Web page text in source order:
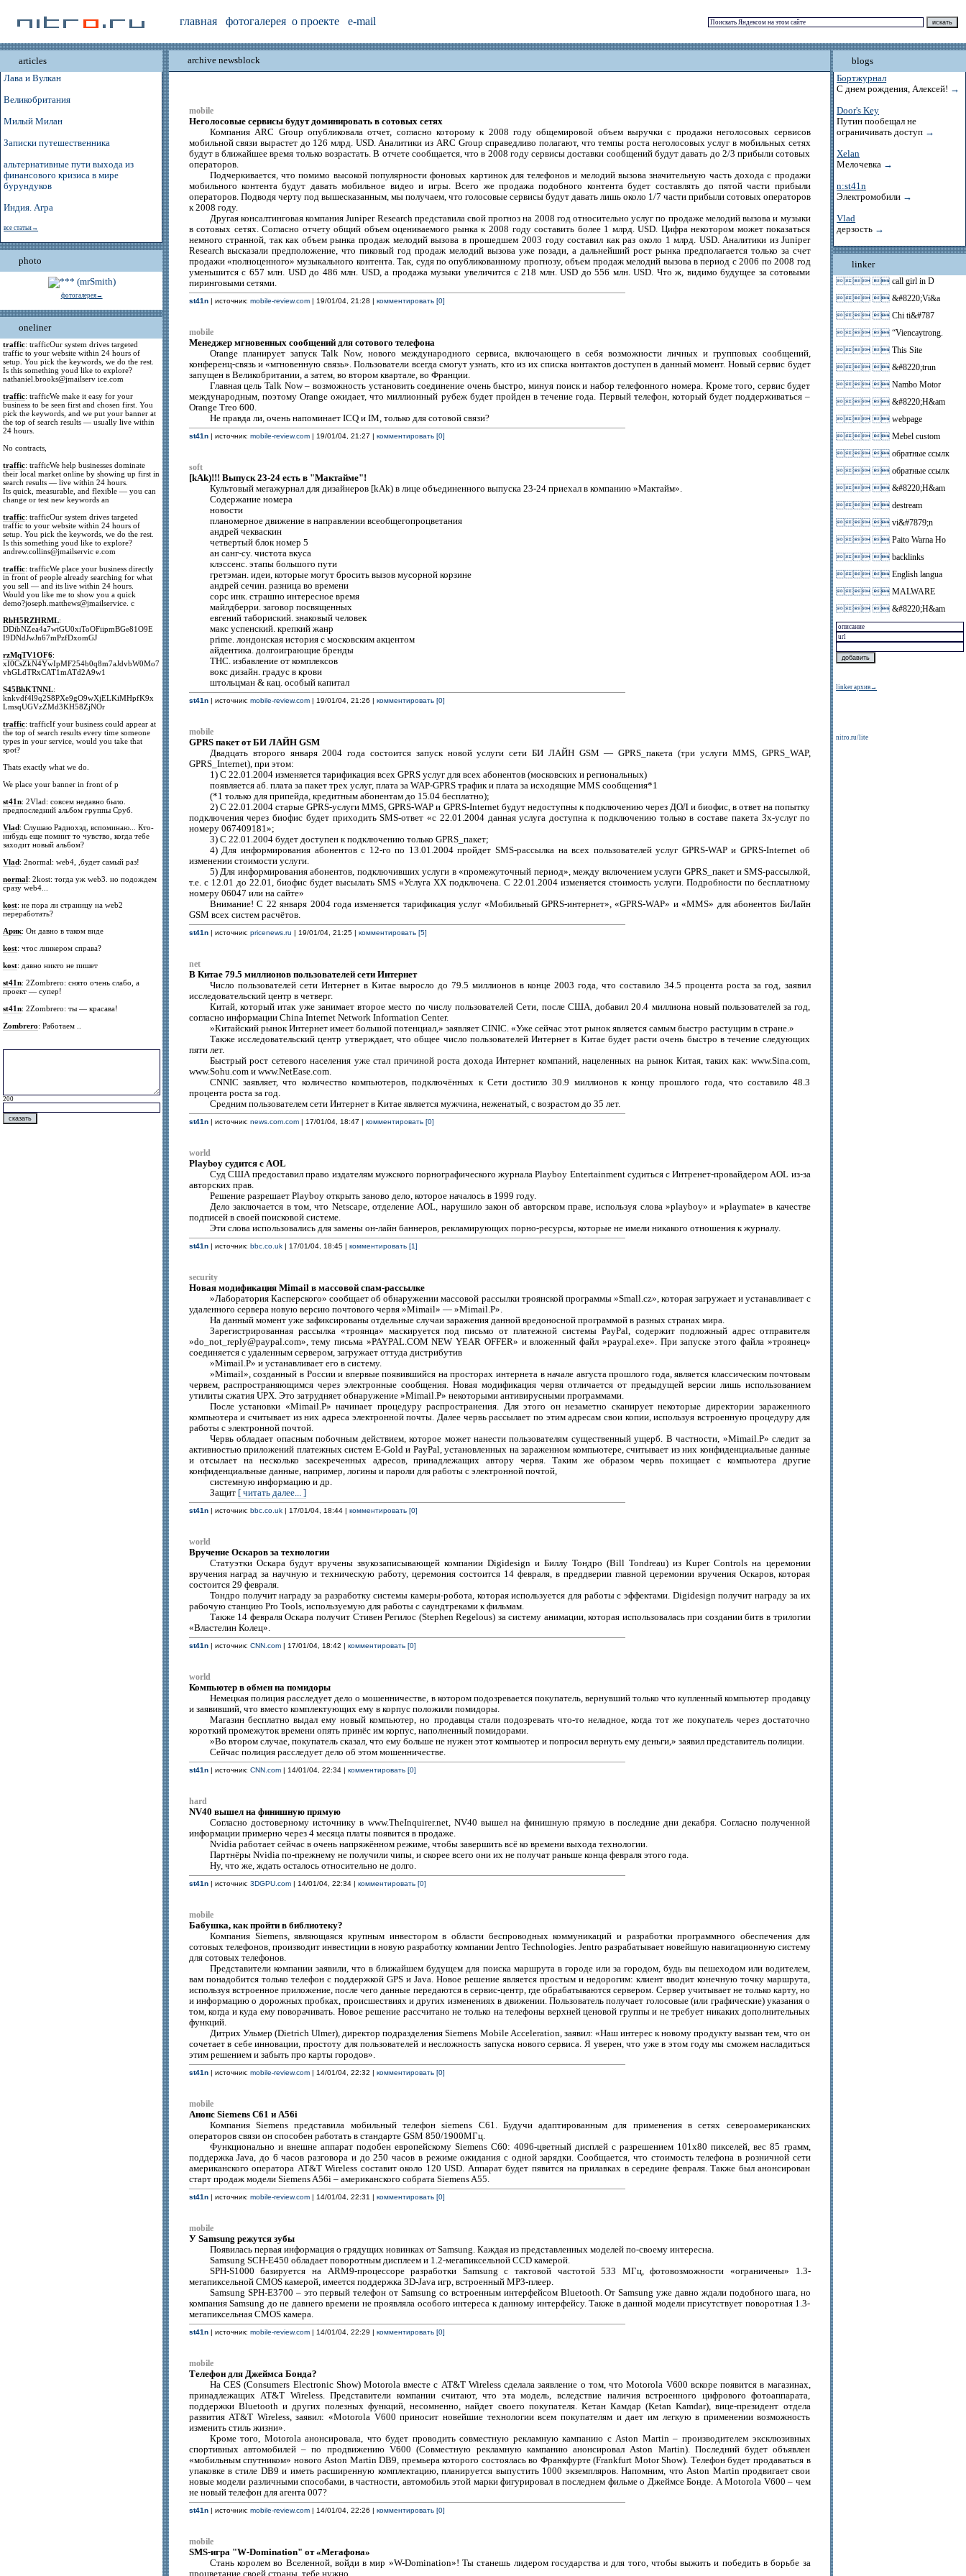
главная фотогалерея о проекте e-mail
articles
Лава и Вулкан
Великобритания
Милый Милан
Записки путешественника
альтернативные пути выхода из
финансового кризиса в мире
бурундуков
Индия. Агра
все статьи→
photo
фотогалерея→
oneliner
traffic: trafficOur system drives targeted
traffic to your website within 24 hours of
setup. You pick the keywords, we do the rest.
Is this something youd like to explore?
nathaniel.brooks@jmailserv ice.com
traffic: trafficWe make it easy for your
business to be seen first and chosen first. You
pick the keywords, and we put your banner at
the top of search results — usually live within
24 hours.
No contracts,
traffic: trafficWe help businesses dominate
their local market online by showing up first in
search results — live within 24 hours.
Its quick, measurable, and flexible — you can
change or test new keywords an
traffic: trafficOur system drives targeted
traffic to your website within 24 hours of
setup. You pick the keywords, we do the rest.
Is this something youd like to explore?
andrew.collins@jmailservic e.com
traffic: trafficWe place your business directly
in front of people already searching for what
you sell — and its live within 24 hours.
Would you like me to show you a quick
demo?joseph.matthews@jmailservice. c
RbH5RZHRML:
DDibNZea4a7wtGU0xiToOFiipmBGe81O9E
I9DNdJwJn67mPzfDxomGJ
rzMqTV1OF6:
xI0CsZkN4YwIpMF254b0q8m7aJdvbW0Mo7
vhGLdTRxCAT1mATd2A9w1
S45BhKTNNL:
knkvdf4l9q2S8PXe9gO9wXjELKiMHpfK9x
LmsqUGVzZMd3KH58ZjNOr
traffic: trafficIf your business could appear at
the top of search results every time someone
types in your service, would you take that
spot?
Thats exactly what we do.
We place your banner in front of p
st41n: 2Vlad: совсем недавно было.
предпоследний альбом группы Сруб.
Vlad: Слушаю Радиохэд, вспоминаю... Кто-
нибудь еще помнит то чувство, когда тебе
заходит новый альбом?
Vlad: 2normal: web4, ,будет самый раз!
normal: 2kost: тогда уж web3. но подождем
сразу web4...
kost: не пора ли страницу на web2
переработать?
Арик: Он давно в таком виде
kost: чтос линкером справа?
kost: давно никто не пишет
st41n: 2Zombrero: снято очень слабо, а
проект — супер!
st41n: 2Zombrero: ты — красава!
Zombrero: Работаем ..
200
archive newsblock
mobile
Неголосовые сервисы будут доминировать в сотовых сетях
Компания ARC Group опубликовала отчет, согласно которому к 2008 году общемировой объем выручки с продажи неголосовых сервисов
мобильной связи вырастет до 126 млрд. USD. Аналитики из ARC Group справедливо полагают, что темпы роста неголосовых услуг в мобильных сетях
будут в ближайшее время только возрастать. В отчете сообщается, что в 2008 году сервисы доставки сообщений будут давать до 2/3 прибыли сотовых
операторов.
Подчеркивается, что помимо высокой популярности фоновых картинок для телефонов и мелодий вызова значительную часть дохода с продажи
мобильного контента будут давать мобильное видео и игры. Всего же продажа подобного контента будет составлять до пятой части прибыли
операторов. Подводя черту под вышесказанным, мы получаем, что голосовые сервисы будут давать лишь около 1/7 части прибыли сотовых операторов
к 2008 году.
Другая консалтинговая компания Juniper Research представила свой прогноз на 2008 год относительно услуг по продаже мелодий вызова и музыки
в сотовых сетях. Согласно отчету общий объем оцениваемого рынка к 2008 году составить более 1 млрд. USD. Цифра некотором может показаться
немного странной, так как объем рынка продаж мелодий вызова в прошедшем 2003 году составил как раз около 1 млрд. USD. Аналитики из Juniper
Research высказали предположение, что пиковый год продаж мелодий вызова уже позади, а дальнейший рост рынка предполагается только за счет
продажи «полноценного» музыкального контента. Так, судя по опубликованному прогнозу, объем продаж мелодий вызова в период с 2006 по 2008 год
уменьшится с 657 млн. USD до 486 млн. USD, а продажа музыки увеличится с 218 млн. USD до 556 млн. USD. Что ж, видимо будущее за сотовыми
пиринговыми сетями.
st41n| источник: mobile-review.com| 19/01/04, 21:28 | комментировать [0]
mobile
Менеджер мгновенных сообщений для сотового телефона
Orange планирует запуск Talk Now, нового международного сервиса, включающего в себя возможности личных и групповых сообщений,
конференц-связь и «мгновенную связь». Пользователи всегда смогут узнать, кто из их списка контактов доступен в данный момент. Новый сервис будет
запущен в Великобритании, а затем, во втором квартале, во Франции.
Главная цель Talk Now – возможность установить соединение очень быстро, минуя поиск и набор телефонного номера. Кроме того, сервис будет
международным, поэтому Orange ожидает, что миллионный рубеж будет пройден в течение года. Первый телефон, который будет поддерживаться –
Orange Treo 600.
Не правда ли, очень напоминает ICQ и IM, только для сотовой связи?
st41n| источник: mobile-review.com| 19/01/04, 21:27 | комментировать [0]
soft
[kAk)!!! Выпуск 23-24 есть в "Мактайме"!
Культовый мегажурнал для дизайнеров [kAk) в лице объединенного выпуска 23-24 приехал в компанию »Мактайм».
Содержание номера
новости
планомерное движение в направлении всеобщегопроцветания
андрей чекваскин
четвертый блок номер 5
ан санг-су. чистота вкуса
клэссенс. этапы большого пути
гретэман. идеи, которые могут бросить вызов мусорной корзине
андрей сечин. разница во времени
сорс инк. страшно интересное время
майлдберри. заговор посвященных
евгений табориский. знаковый человек
макс успенский. крепкий жанр
prime. лондонская история с московским акцентом
айдентика. долгоиграющие бренды
ТНС. избавление от комплексов
вокс дизайн. градус в крови
штольцман & кац. особый капитал
st41n| источник: mobile-review.com| 19/01/04, 21:26 | комментировать [0]
mobile
GPRS пакет от БИ ЛАЙН GSM
Двадцать второго января 2004 года состоится запуск новой услуги сети БИ ЛАЙН GSM — GPRS_пакета (три услуги MMS, GPRS_WAP,
GPRS_Internet), при этом:
1) С 22.01.2004 изменяется тарификация всех GPRS услуг для всех абонентов (московских и региональных)
появляется аб. плата за пакет трех услуг, плата за WAP-GPRS трафик и плата за исходящие MMS сообщения*1
(*1 только для припейда, кредитным абонентам до 15.04 бесплатно);
2) С 22.01.2004 старые GPRS-услуги MMS, GPRS-WAP и GPRS-Internet будут недоступны к подключению через ДОЛ и биофис, в ответ на попытку
подключения через биофис будет приходить SMS-ответ «с 22.01.2004 данная услуга доступна к подключению только в составе пакета 3х-услуг по
номеру 067409181»;
3) С 22.01.2004 будет доступен к подключению только GPRS_пакет;
4) Для информирования абонентов с 12-го по 13.01.2004 пройдет SMS-рассылка на всех пользователей услуг GPRS-WAP и GPRS-Internet об
изменении стоимости услуги.
5) Для информирования абонентов, подключивших услуги в «промежуточный период», между включением услуги GPRS_пакет и SMS-рассылкой,
т.е. с 12.01 до 22.01, биофис будет высылать SMS «Услуга ХХ подключена. С 22.01.2004 изменяется стоимость услуги. Подробности по бесплатному
номеру 06047 или на сайте»
Внимание! С 22 января 2004 года изменяется тарификация услуг «Мобильный GPRS-интернет», «GPRS-WAP» и «MMS» для абонентов БиЛайн
GSM всех систем расчётов.
st41n| источник: pricenews.ru | 19/01/04, 21:25 | комментировать [5]
net
В Китае 79.5 миллионов пользователей сети Интернет
Число пользователей cети Интернет в Китае выросло до 79.5 миллионов в конце 2003 года, что составило 34.5 процента роста за год, заявил
исследовательский центр в четверг.
Китай, который итак уже занимает второе место по числу пользователей Сети, после США, добавил 20.4 миллиона новый пользователей за год,
согласно информации China Internet Network Information Center.
»Китайский рынок Интернет имеет большой потенциал,» заявляет CINIC. «Уже сейчас этот рынок является самым быстро растущим в стране.»
Также исследовательский центр утверждает, что общее число пользователей Интернет в Китае будет расти очень быстро в течение следующих
пяти лет.
Быстрый рост сетевого населения уже стал причиной роста дохода Интернет компаний, нацеленных на рынок Китая, таких как: www.Sina.com,
www.Sohu.com и www.NetEase.com.
CNNIC заявляет, что количество компьютеров, подключённых к Сети достигло 30.9 миллионов к концу прошлого года, что составило 48.3
процента роста за год.
Средним пользователем сети Интернет в Китае является мужчина, неженатый, с возрастом до 35 лет.
st41n| источник: news.com.com| 17/01/04, 18:47 | комментировать [0]
world
Playboy судится с AOL
Суд США предоставил право издателям мужского порнографического журнала Playboy Entertainment судиться с Интренет-провайдером AOL из-за
авторских прав.
Решение разрешает Playboy открыть заново дело, которое началось в 1999 году.
Дело заключается в том, что Netscape, отделение AOL, нарушило закон об авторском праве, используя слова »playboy» и »playmate» в качестве
подписей в своей поисковой системе.
Эти слова использовались для замены он-лайн баннеров, рекламирующих порно-ресурсы, которые не имели никакого отношения к журналу.
st41n| источник: bbc.co.uk| 17/01/04, 18:45 | комментировать [1]
security
Новая модификация Mimail в массовой спам-рассылке
»Лаборатория Касперского» сообщает об обнаружении массовой рассылки троянской программы »Small.cz», которая загружает и устанавливает с
удаленного сервера новую версию почтового червя »Mimail» — »Mimail.P».
На данный момент уже зафиксированы отдельные случаи заражения данной вредоносной программой в разных странах мира.
Зарегистрированная рассылка «троянца» маскируется под письмо от платежной системы PayPal, содержит подложный адрес отправителя
»do_not_reply@paypal.com», тему письма »PAYPAL.COM NEW YEAR OFFER» и вложенный файл »paypal.exe». При запуске этого файла »троянец»
соединяется с удаленным сервером, загружает оттуда дистрибутив
»Mimail.P» и устанавливает его в систему.
»Mimail», созданный в России и впервые появившийся на просторах интернета в начале августа прошлого года, является классическим почтовым
червем, распространяющимся через электронные сообщения. Новая модификация червя отличается от предыдущей версии лишь использованием
утилиты сжатия UPX. Это затрудняет обнаружение »Mimail.P» некоторыми антивирусными программами.
После установки «Mimail.P» начинает процедуру распространения. Для этого он незаметно сканирует некоторые директории зараженного
компьютера и считывает из них адреса электронной почты. Далее червь рассылает по этим адресам свои копии, используя встроенную процедуру для
работы с электронной почтой.
Червь обладает опасным побочным действием, которое может нанести пользователям существенный ущерб. В частности, »Mimail.P» следит за
активностью приложений платежных систем E-Gold и PayPal, установленных на зараженном компьютере, считывает из них конфиденциальные данные
и отсылает на несколько засекреченных адресов, принадлежащих автору червя. Таким же образом червь похищает с компьютера другие
конфиденциальные данные, например, логины и пароли для работы с электронной почтой,
системную информацию и др.
Защит [ читать далее... ]
st41n| источник: bbc.co.uk| 17/01/04, 18:44 | комментировать [0]
world
Вручение Оскаров за технологии
Статуэтки Оскара будут вручены звукозаписывающей компании Digidesign и Биллу Тондро (Bill Tondreau) из Kuper Controls на церемонии
вручения наград за научную и техническую работу, церемония состоится 14 февраля, в преддверии главной церемонии вручения Оскаров, которая
состоится 29 февраля.
Тондро получит награду за разработку системы камеры-робота, которая используется для работы с эффектами. Digidesign получит награду за их
рабочую станцию Pro Tools, используемую для работы с саундтреками к фильмам.
Также 14 февраля Оскара получит Стивен Регилос (Stephen Regelous) за систему анимации, которая использовалась при создании битв в трилогии
«Властелин Колец».
st41n| источник: CNN.com| 17/01/04, 18:42 | комментировать [0]
world
Компьютер в обмен на помидоры
Немецкая полиция расследует дело о мошенничестве, в котором подозревается покупатель, вернувший только что купленный компьютер продавцу
и заявивший, что вместо комплектующих ему в корпус положили помидоры.
Магазин бесплатно выдал ему новый компьютер, но продавцы стали подозревать что-то неладное, когда тот же покупатель через достаточно
короткий промежуток времени опять принёс им корпус, наполненный помидорами.
»Во втором случае, покупатель сказал, что ему больше не нужен этот компьютер и попросил вернуть ему деньги,» заявил представитель полиции.
Сейчас полиция расследует дело об этом мошенничестве.
st41n| источник: CNN.com| 14/01/04, 22:34 | комментировать [0]
hard
NV40 вышел на финишную прямую
Согласно достоверному источнику в www.TheInquirer.net, NV40 вышел на финишную прямую в последние дни декабря. Согласно полученной
информации примерно через 4 месяца платы появится в продаже.
Nvidia работает сейчас в очень напряжённом режиме, чтобы завершить всё ко времени выхода технологии.
Партнёры Nvidia по-прежнему не получили чипы, и скорее всего они их не получат раньше конца февраля этого года.
Ну, что же, ждать осталось относительно не долго.
st41n| источник: 3DGPU.com| 14/01/04, 22:34 | комментировать [0]
mobile
Бабушка, как пройти в библиотеку?
Компания Siemens, являющаяся крупным инвестором в области беспроводных коммуникаций и разработки программного обеспечения для
сотовых телефонов, производит инвестиции в новую разработку компании Jentro Technologies. Jentro разрабатывает новейшую навигационную систему
для сотовых телефонов.
Представители компании заявили, что в ближайшем будущем для поиска маршрута в городе или за городом, будь вы пешеходом или водителем,
вам понадобится только телефон с поддержкой GPS и Java. Новое решение является простым и недорогим: клиент вводит конечную точку маршрута,
используя встроенное приложение, после чего данные передаются в сервис-центр, где обрабатываются сервером. Сервер учитывает не только карту, но
и информацию о дорожных пробках, происшествиях и других изменениях в движении. Пользователь получает голосовые (или графические) указания о
том, когда и куда ему поворачивать. Новое решение рассчитано не только на телефоны верхней ценовой группы и не требует никаких дополнительных
функций.
Дитрих Ульмер (Dietrich Ulmer), директор подразделения Siemens Mobile Acceleration, заявил: «Наш интерес к новому продукту вызван тем, что он
сочетает в себе инновации, простоту для пользователей и несложность запуска нового сервиса. Я уверен, что уже в этом году мы сможем насладиться
этим решением и забыть про карты городов».
st41n| источник: mobile-review.com| 14/01/04, 22:32 | комментировать [0]
mobile
Анонс Siemens C61 и A56i
Компания Siemens представила мобильный телефон siemens C61. Будучи адаптированным для применения в сетях североамериканских
операторов связи он способен работать в стандарте GSM 850/1900МГц.
Функционально и внешне аппарат подобен европейскому Siemens C60: 4096-цветный дисплей с разрешением 101x80 пикселей, вес 85 грамм,
поддержка Java, до 6 часов разговора и до 250 часов в режиме ожидания с одной зарядки. Сообщается, что стоимость телефона в розничной сети
американского оператора AT&T Wireless составит около 120 USD. Аппарат будет пявится на прилавках в середине февраля. Также был анонсирован
старт продаж модели Siemens A56i – американского собрата Siemens A55.
st41n| источник: mobile-review.com| 14/01/04, 22:31 | комментировать [0]
mobile
У Samsung режутся зубы
Появилась первая информация о грядущих новинках от Samsung. Каждая из представленных моделей по-своему интересна.
Samsung SCH-E450 обладает поворотным дисплеем и 1.2-мегапиксельной CCD камерой.
SPH-S1000 базируется на ARM9-процессоре разработки Samsung с тактовой частотой 533 МГц, фотовозможности «ограничены» 1.3-
мегапиксельной CMOS камерой, имеется поддержка 3D-Java игр, встроенный MP3-плеер.
Samsung SPH-E3700 – это первый телефон от Samsung со встроенным интерфейсом Bluetooth. От Samsung уже давно ждали подобного шага, но
компания Samsung до не давнего времени не проявляла особого интереса к данному интерфейсу. Также в данной модели присутствует поворотная 1.3-
мегапиксельная CMOS камера.
st41n| источник: mobile-review.com| 14/01/04, 22:29 | комментировать [0]
mobile
Телефон для Джеймса Бонда?
На CES (Consumers Electronic Show) Motorola вместе с AT&T Wireless сделала заявление о том, что Motorola V600 вскоре появится в магазинах,
принадлежащих AT&T Wireless. Представители компании считают, что эта модель, вследствие наличия встроенного цифрового фотоаппарата,
поддержки Bluetooth и других полезных функций, несомненно, найдет своего покупателя. Кетан Камдар (Ketan Kamdar), вице-президент отдела
развития AT&T Wireless, заявил: «Motorola V600 приносит новейшие технологии всем покупателям и дает им легкую в применении возможность
изменить стиль жизни».
Кроме того, Motorola анонсировала, что будет проводить совместную рекламную кампанию с Aston Martin – производителем эксклюзивных
спортивных автомобилей – по продвижению V600 (Совместную рекламную кампанию анонсировал Aston Martin). Последний будет объявлен
«мобильным спутником» нового Aston Martin DB9, премьера которого состоялась во Франкфурте (Frankfurt Motor Show). Телефон будет продаваться в
упаковке в стиле DB9 и иметь расширенную комплектацию, планируется выпустить 1000 экземпляров. Напомним, что Aston Martin продвигает свои
новые модели различными способами, в частности, автомобиль этой марки фигурировал в последнем фильме о Джеймсе Бонде. А Motorola V600 – чем
не новый телефон для агента 007?
st41n| источник: mobile-review.com| 14/01/04, 22:26 | комментировать [0]
mobile
SMS-игра "W-Domination" от «Мегафона»
Стань королем во Вселенной, войди в мир »W-Domination»! Ты станешь лидером государства и для того, чтобы выжить и победить в борьбе за
процветание своей страны, тебе нужно...
blogs
Бортжурнал
С днем рождения, Алексей! →
Door's Key
Путин пообещал не
ограничивать доступ →
Xelan
Мелочевка →
n:st41n
Электромобили →
Vlad
дерзость →
linker
  call girl in D
  &#8220;Vi&a
  Chi ti&#787
  “Viencaytrong.
  This Site
  &#8220;trun
  Nambo Motor
  &#8220;H&am
  webpage
  Mebel custom
  обратные ссылк
  обратные ссылк
  &#8220;H&am
  destream
  vi&#7879;n
  Paito Warna Ho
  backlinks
  English langua
  MALWARE
  &#8220;H&am
linker архив→
nitro.ru/lite